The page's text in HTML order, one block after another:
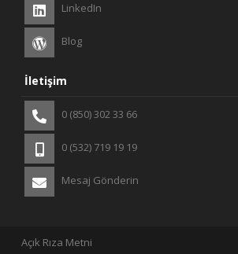
LinkedIn
Blog
İletişim
0 (850) 302 33 66
0 (532) 719 19 19
Mesaj Gönderin
Açık Rıza Metni